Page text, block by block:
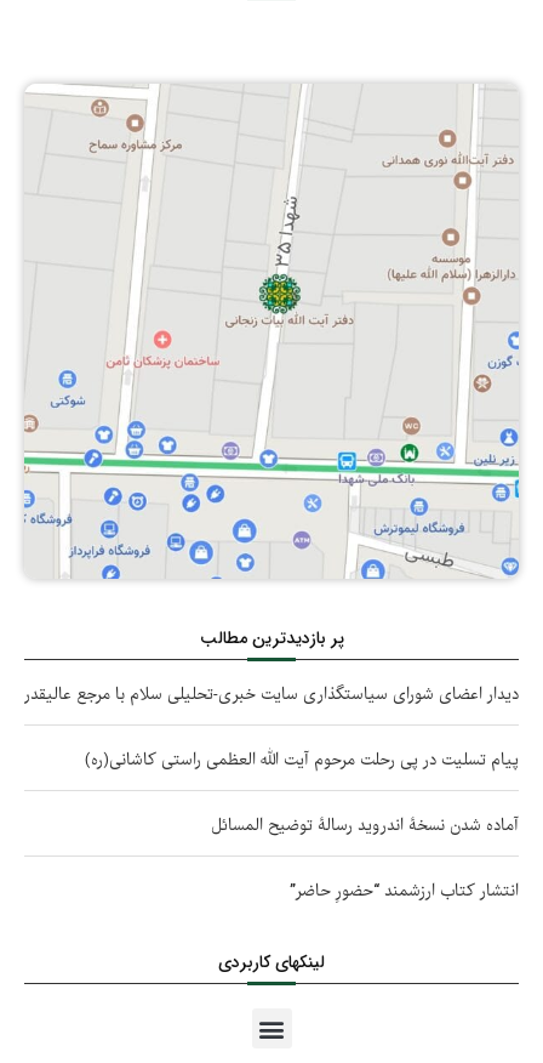
پر بازدیدترین مطالب
دیدار اعضای شورای سیاستگذاری سایت خبری-تحلیلی سلام با مرجع عالیقدر
پیام تسلیت در پی رحلت مرحوم آیت الله العظمی راستی کاشانی(ره)
آماده شدن نسخۀ اندروید رسالۀ توضیح المسائل
انتشار کتاب ارزشمند “حضورِ حاضر”
لینکهای کاربردی